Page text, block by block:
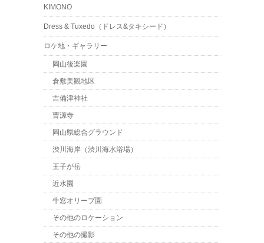
KIMONO
Dress & Tuxedo（ドレス&タキシード）
ロケ地・ギャラリー
岡山後楽園
倉敷美観地区
吉備津神社
曹源寺
岡山県総合グラウンド
渋川海岸（渋川海水浴場）
王子が岳
近水園
牛窓オリーブ園
その他のロケーション
その他の撮影